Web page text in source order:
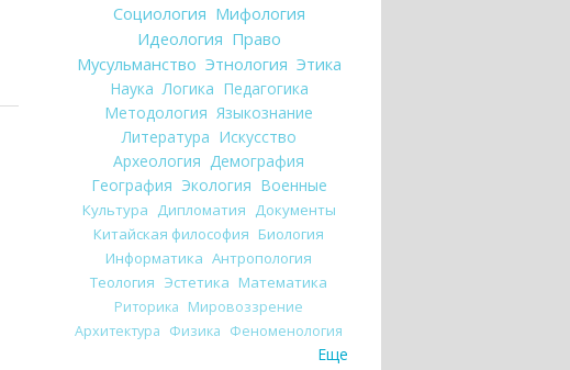
Социология Мифология
Идеология Право
Мусульманство Этнология Этика
Наука Логика Педагогика
Методология Языкознание
Литература Искусство
Археология Демография
География Экология Военные
Культура Дипломатия Документы
Китайская философия Биология
Информатика Антропология
Теология Эстетика Математика
Риторика Мировоззрение
Архитектура Физика Феноменология
Еще